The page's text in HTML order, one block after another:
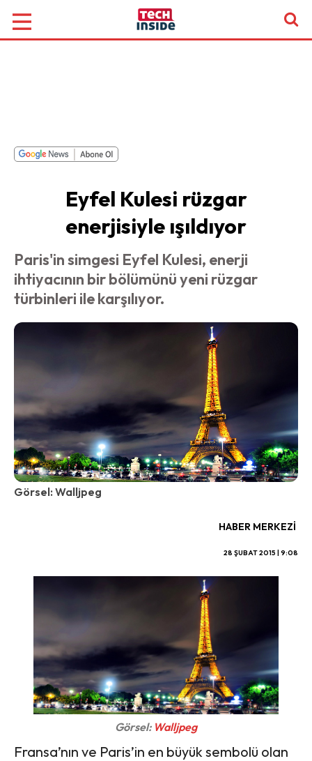
Eyfel Kulesi rüzgar
enerjisiyle ışıldıyor
Paris'in simgesi Eyfel Kulesi, enerji
ihtiyacının bir bölümünü yeni rüzgar
türbinleri ile karşılıyor.
Görsel: Walljpeg
HABER MERKEZI
28 ŞUBAT 2015 | 9:08
Görsel: Walljpeg
Fransa’nın ve Paris’in en büyük sembolü olan